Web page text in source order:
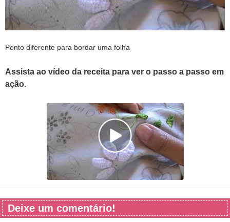
Ponto diferente para bordar uma folha
Assista ao vídeo da receita para ver o passo a passo em
ação.
Deixe um comentário!